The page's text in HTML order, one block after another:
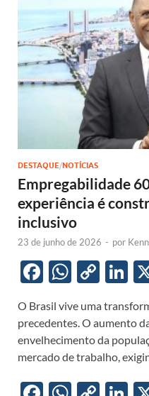
DESTAQUE/NOTÍCIAS
Empregabilidade
experiência é
inclusivo
23 de junho de 2026 - por
F
e
b
o
o
W
at
s
A
p
C
p
y
Li
n
Li
k
e
dI
n
O Brasil vive uma
precedentes. O aumento
envelhecimento da
mercado de trabalho,